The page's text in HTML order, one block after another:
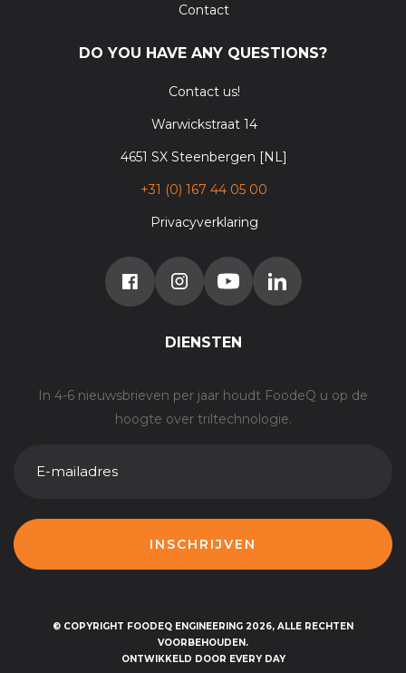
Contact
DO YOU HAVE ANY QUESTIONS?
Contact us!
Warwickstraat 14
4651 SX Steenbergen [NL]
+31 (0) 167 44 05 00
Privacyverklaring
DIENSTEN
In 4-6 nieuwsbrieven per jaar houdt FoodeQ u op de
hoogte over triltechnologie.
© COPYRIGHT FOODEQ ENGINEERING 2026, ALLE RECHTEN
VOORBEHOUDEN.
ONTWIKKELD DOOR EVERY DAY